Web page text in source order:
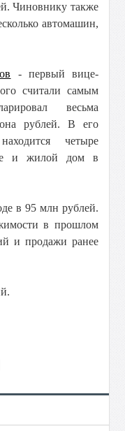
Чиновнику также
автомашин,
- первый вице-
считали самым
весьма
рублей. В его
четыре
и жилой дом в
в 95 млн рублей.
в прошлом
и продажи ранее